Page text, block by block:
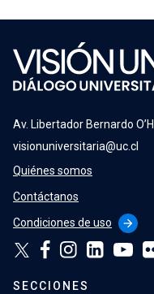
Av. Libertador Bernardo
visionuniversitaria@uc.cl
Quiénes somos
Contáctanos
Condiciones de uso
arrow_forward
SECCIONES